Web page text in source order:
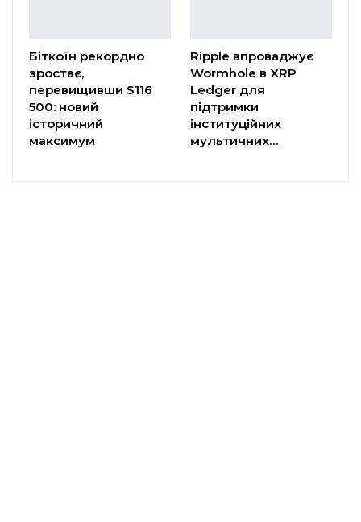
Біткоїн рекордно
зростає,
перевищивши $116
500: новий
історичний
максимум
Ripple впроваджує
Wormhole в XRP
Ledger для
підтримки
інституційних
мультичних…